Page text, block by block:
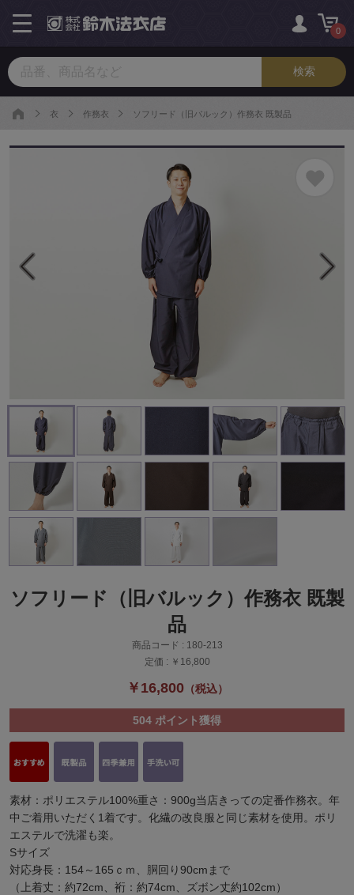
0
toggle
navigation
衣 作務衣 ソフリード（旧バルック）作務衣 既製品
ソフリード（旧バルック）作務衣 既製
品
商品コード : 180-213
定価 : ￥16,800
￥16,800（税込）
504 ポイント獲得
素材：ポリエステル100%重さ：900g当店きっての定番作務衣。年
中ご着用いただく1着です。化繊の改良服と同じ素材を使用。ポリ
エステルで洗濯も楽。
Sサイズ
対応身長：154～165ｃｍ、胴回り90cmまで
（上着丈：約72cm、裄：約74cm、ズボン丈約102cm）